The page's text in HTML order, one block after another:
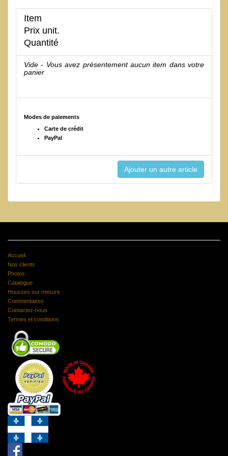
Item
Prix unit.
Quantité
Vide - Vous avez présentement aucun item dans votre
panier
Modes de paiements
Carte de crédit
PayPal
Accueil
Nos clients
Photos
Catalogue
Housses sur mesure
Commentaires
Contactez-nous
Termes et conditions